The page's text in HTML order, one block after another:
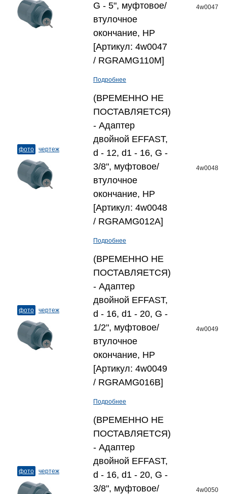
G - 5", муфтовое/
втулочное
окончание, НР
[Артикул: 4w0047
/ RGRAMG110M]
Подробнее
4w0047
фото чертеж
(ВРЕМЕННО НЕ
ПОСТАВЛЯЕТСЯ)
- Адаптер
двойной EFFAST,
d - 12, d1 - 16, G -
3/8", муфтовое/
втулочное
окончание, НР
[Артикул: 4w0048
/ RGRAMG012A]
Подробнее
4w0048
фото чертеж
(ВРЕМЕННО НЕ
ПОСТАВЛЯЕТСЯ)
- Адаптер
двойной EFFAST,
d - 16, d1 - 20, G -
1/2", муфтовое/
втулочное
окончание, НР
[Артикул: 4w0049
/ RGRAMG016B]
Подробнее
4w0049
фото чертеж
(ВРЕМЕННО НЕ
ПОСТАВЛЯЕТСЯ)
- Адаптер
двойной EFFAST,
d - 16, d1 - 20, G -
3/8", муфтовое/
4w0050